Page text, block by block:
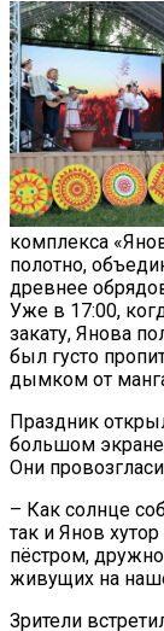
комплекса
полотно,
древнее
Уже в 17:00,
закату, Янова
был густо
дымком от
Праздник
большом
Они
– Как солнце
так и Янов
пёстром,
живущих на
Зрители